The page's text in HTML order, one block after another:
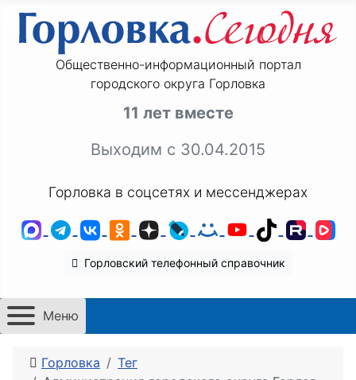
Общественно-информационный портал
городского округа Горловка
11 лет вместе
Выходим с 30.04.2015
Горловка в соцсетях и мессенджерах
MAXTelegram
ВКонтакте
Одноклассники
ДзенLiveJournal
Мой Мир
YouTube
TikTok
Горловский телефонный справочник
Меню
Горловка
Тег